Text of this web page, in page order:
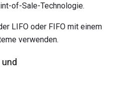
of-Sale-Technologie.
LIFO oder FIFO mit einem
verwenden.